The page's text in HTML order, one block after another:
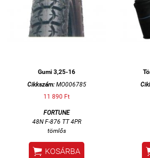
Gumi 3,25-16
Cikkszám:MO006785
11 890 Ft
FORTUNE
48N F-876 TT 4PR
tömlős
 KOSÁRBA